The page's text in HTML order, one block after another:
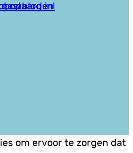
in!
op
om ervoor te zorgen dat